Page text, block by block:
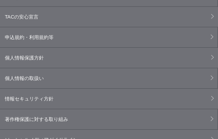
TACの安心宣言
申込規約・利用規約等
個人情報保護方針
個人情報の取扱い
情報セキュリティ方針
著作権保護に対する取り組み